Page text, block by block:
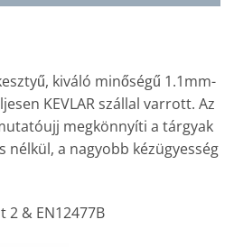
kiváló minőségű 1.1mm-
KEVLAR szállal varrott. Az
megkönnyíti a tárgyak
nélkül, a nagyobb kézügyesség
2 & EN12477B